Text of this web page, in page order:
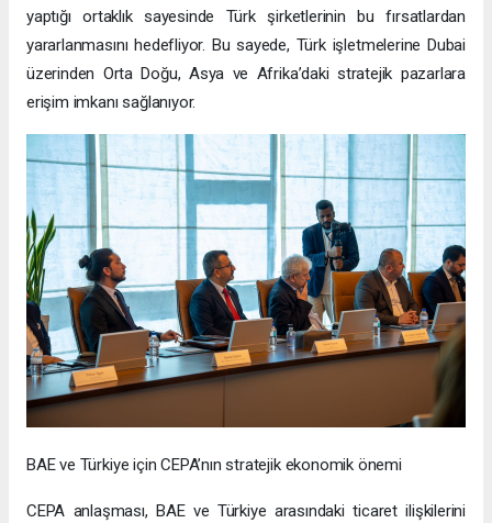
yaptığı ortaklık sayesinde Türk şirketlerinin bu fırsatlardan
yararlanmasını hedefliyor. Bu sayede, Türk işletmelerine Dubai
üzerinden Orta Doğu, Asya ve Afrika’daki stratejik pazarlara
erişim imkanı sağlanıyor.
BAE ve Türkiye için CEPA’nın stratejik ekonomik önemi
CEPA anlaşması, BAE ve Türkiye arasındaki ticaret ilişkilerini